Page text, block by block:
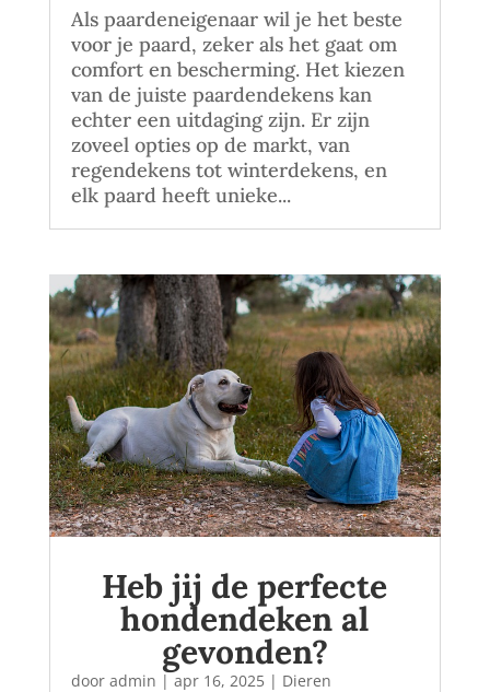
Als paardeneigenaar wil je het beste
voor je paard, zeker als het gaat om
comfort en bescherming. Het kiezen
van de juiste paardendekens kan
echter een uitdaging zijn. Er zijn
zoveel opties op de markt, van
regendekens tot winterdekens, en
elk paard heeft unieke...
Heb jij de perfecte
hondendeken al
gevonden?
door admin |apr 16, 2025| Dieren